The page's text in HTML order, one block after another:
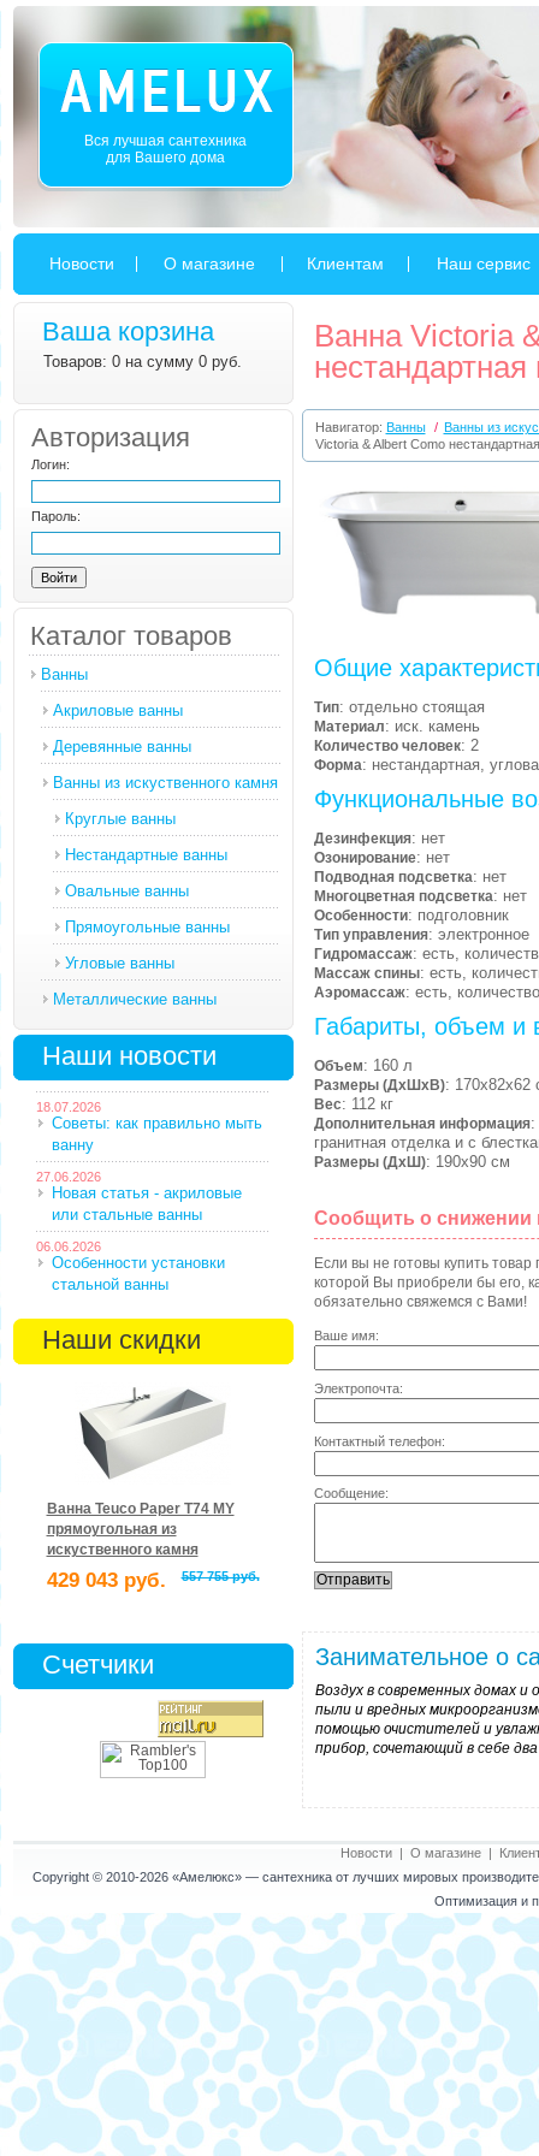
Вся лучшая сантехника
для Вашего дома
Новости О магазине Клиентам Наш сервис
Ваша корзина
Товаров: 0 на сумму 0 руб.
Авторизация
Логин:
Пароль:
Каталог товаров
Ванны
Акриловые ванны
Деревянные ванны
Ванны из искуственного камня
Круглые ванны
Нестандартные ванны
Овальные ванны
Прямоугольные ванны
Угловые ванны
Металлические ванны
Наши новости
18.07.2026
Советы: как правильно мыть
ванну
27.06.2026
Новая статья - акриловые
или стальные ванны
06.06.2026
Особенности установки
стальной ванны
Наши скидки
Ванна Teuco Paper T74 MY
прямоугольная из
искуственного камня
429 043 руб. 557 755 руб.
Счетчики
Ванна Victoria
нестандартная
Навигатор: Ванны / Ванны из
Victoria & Albert Como
Общие
Тип: отдельно стоящая
Материал: иск. камень
Количество человек: 2
Форма: нестандартная,
Функциональные
Дезинфекция: нет
Озонирование: нет
Подводная подсветка: нет
Многоцветная подсветка: нет
Особенности: подголовник
Тип управления: электронное
Гидромассаж: есть,
Массаж спины: есть,
Аэромассаж: есть,
Габариты, объем и
Объем: 160 л
Размеры (ДхШхВ): 170х82х62
Вес: 112 кг
Дополнительная информация:
гранитная отделка и с
Размеры (ДхШ): 190х90 см
Сообщить о снижении
Если вы не готовы купить
которой Вы приобрели бы его,
обязательно свяжемся с Вами!
Ваше имя:
Электропочта:
Контактный телефон:
Сообщение:
Занимательное о
Воздух в современных домах и
пыли и вредных
помощью очистителей и
прибор, сочетающий в себе
Новости| О магазине|
Copyright © 2010-2026 «Амелюкс»— сантехника от лучших мировых
Оптимизация и